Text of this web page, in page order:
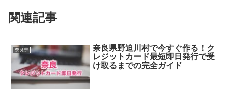
関連記事
奈良県
奈良県野迫川村で今すぐ作る！ク
レジットカード最短即日発行で受
け取るまでの完全ガイド